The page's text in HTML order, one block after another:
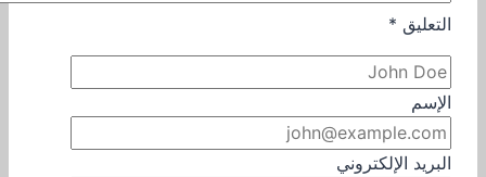
التعليق *
الإسم
البريد الإلكتروني